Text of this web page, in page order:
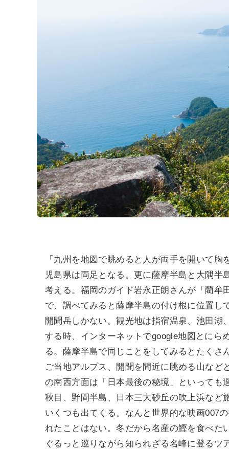
「九州を地図で眺めると人が両手を開いて
児島県は両足となる。更に薩摩半島と大隅
考える。福岡のガイド岩永正朗さんが「藺牟
で、調べてみると薩摩半島の付け根に位置
開聞岳しかない。観光地は指宿温泉、池田
する時、インターネットでgoogle地図とにら
る。薩摩半島で同じことをしてみるとたく
ご当地アルプス、開聞を間近に眺める山な
の南西方面は「日本最後の秘境」といっても
秋目、野間半島、日本三大砂丘の吹上浜など
いくつも出てくる。なんと世界的な映画007
れたことはない。冬だから名産の鰹を食べた
ぐるっと巡りながら知られざる名峰に登る